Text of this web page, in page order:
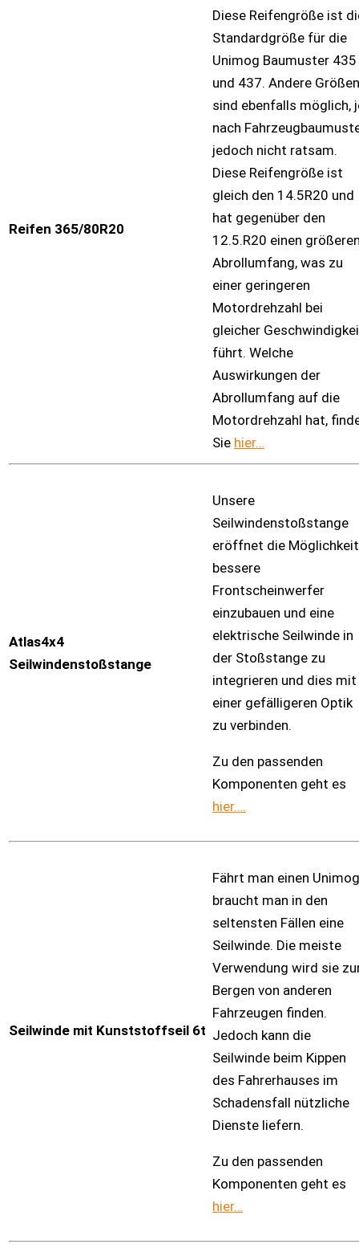
Reifen 365/80R20
Diese Reifengröße ist
Standardgröße für die
Unimog Baumuster 435
und 437. Andere Größen
sind ebenfalls möglich,
nach
jedoch nicht ratsam.
Diese Reifengröße ist
gleich den 14.5R20 und
hat gegenüber den
12.5.R20 einen
Abrollumfang, was zu
einer geringeren
Motordrehzahl bei
gleicher
führt. Welche
Auswirkungen der
Abrollumfang auf die
Motordrehzahl hat,
Sie hier…
Atlas4x4
Seilwindenstoßstange
Unsere
Seilwindenstoßstange
eröffnet die Möglichkeit
bessere
Frontscheinwerfer
einzubauen und eine
elektrische Seilwinde in
der Stoßstange zu
integrieren und dies mit
einer gefälligeren Optik
zu verbinden.
Zu den passenden
Komponenten geht es
hier….
Seilwinde mit Kunststoffseil 6t
Fährt man einen
braucht man in den
seltensten Fällen eine
Seilwinde. Die meiste
Verwendung wird sie
Bergen von anderen
Fahrzeugen finden.
Jedoch kann die
Seilwinde beim Kippen
des Fahrerhauses im
Schadensfall nützliche
Dienste liefern.
Zu den passenden
Komponenten geht es
hier…